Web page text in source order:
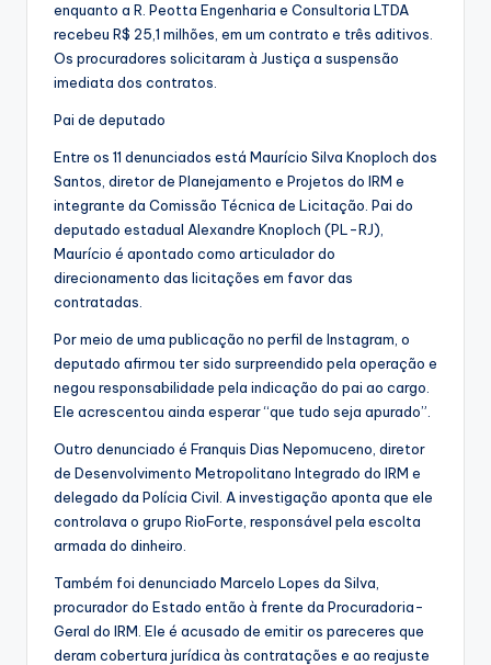
enquanto a R. Peotta Engenharia e Consultoria LTDA
recebeu R$ 25,1 milhões, em um contrato e três aditivos.
Os procuradores solicitaram à Justiça a suspensão
imediata dos contratos.
Pai de deputado
Entre os 11 denunciados está Maurício Silva Knoploch dos
Santos, diretor de Planejamento e Projetos do IRM e
integrante da Comissão Técnica de Licitação. Pai do
deputado estadual Alexandre Knoploch (PL-RJ),
Maurício é apontado como articulador do
direcionamento das licitações em favor das
contratadas.
Por meio de uma publicação no perfil de Instagram, o
deputado afirmou ter sido surpreendido pela operação e
negou responsabilidade pela indicação do pai ao cargo.
Ele acrescentou ainda esperar “que tudo seja apurado”.
Outro denunciado é Franquis Dias Nepomuceno, diretor
de Desenvolvimento Metropolitano Integrado do IRM e
delegado da Polícia Civil. A investigação aponta que ele
controlava o grupo RioForte, responsável pela escolta
armada do dinheiro.
Também foi denunciado Marcelo Lopes da Silva,
procurador do Estado então à frente da Procuradoria-
Geral do IRM. Ele é acusado de emitir os pareceres que
deram cobertura jurídica às contratações e ao reajuste